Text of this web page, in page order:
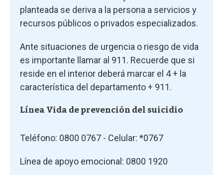
planteada se deriva a la persona a servicios y
recursos públicos o privados especializados.
Ante situaciones de urgencia o riesgo de vida
es importante llamar al 911. Recuerde que si
reside en el interior deberá marcar el 4 + la
característica del departamento + 911.
Línea Vida de prevención del suicidio
Teléfono: 0800 0767 - Celular: *0767
Línea de apoyo emocional: 0800 1920